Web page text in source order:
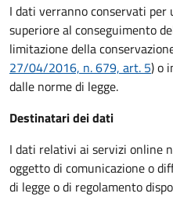
I dati verranno conservati per
superiore al conseguimento
limitazione della
27/04/2016, n. 679, art. 5) o
dalle norme di legge.
Destinatari dei dati
I dati relativi ai servizi online
oggetto di comunicazione o
di legge o di regolamento